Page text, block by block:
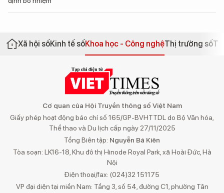
Xã hội sốKinh tế sốKhoa học - Công nghệThị trường số
Cơ quan của Hội Truyền thông số Việt Nam
Giấy phép hoạt động báo chí số 165/GP-BVHTTDL do Bộ Văn hóa,
Thể thao và Du lịch cấp ngày 27/11/2025
Tổng Biên tập: Nguyễn Bá Kiên
Tòa soạn: LK16-18, Khu đô thị Hinode Royal Park, xã Hoài Đức, Hà
Nội
Điện thoại/fax: (024)32 151175
VP đại diện tại miền Nam: Tầng 3, số 54, đường C1, phường Tân